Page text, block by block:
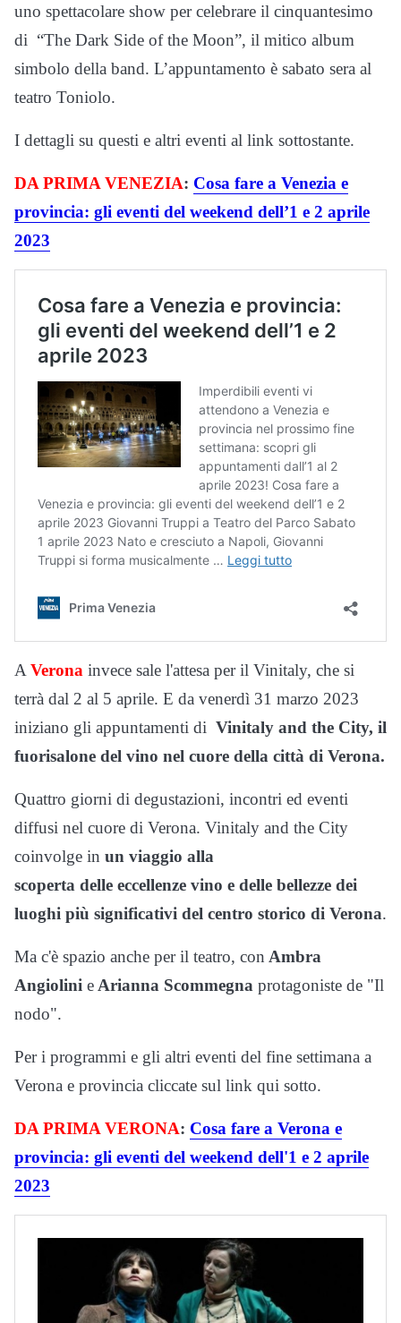
uno spettacolare show per celebrare il cinquantesimo
di “The Dark Side of the Moon”, il mitico album
simbolo della band. L’appuntamento è sabato sera al
teatro Toniolo.
I dettagli su questi e altri eventi al link sottostante.
DA PRIMA VENEZIA: Cosa fare a Venezia e
provincia: gli eventi del weekend dell’1 e 2 aprile
2023
A Verona invece sale l'attesa per il Vinitaly, che si
terrà dal 2 al 5 aprile. E da venerdì 31 marzo 2023
iniziano gli appuntamenti di Vinitaly and the City, il
fuorisalone del vino nel cuore della città di Verona.
Quattro giorni di degustazioni, incontri ed eventi
diffusi nel cuore di Verona. Vinitaly and the City
coinvolge in un viaggio alla
scoperta delle eccellenze vino e delle bellezze dei
luoghi più significativi del centro storico di Verona.
Ma c'è spazio anche per il teatro, con Ambra
Angiolini e Arianna Scommegna protagoniste de "Il
nodo".
Per i programmi e gli altri eventi del fine settimana a
Verona e provincia cliccate sul link qui sotto.
DA PRIMA VERONA: Cosa fare a Verona e
provincia: gli eventi del weekend dell'1 e 2 aprile
2023